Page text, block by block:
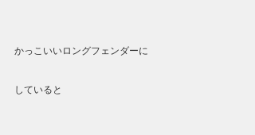
かっこいいロングフェンダーに
していると